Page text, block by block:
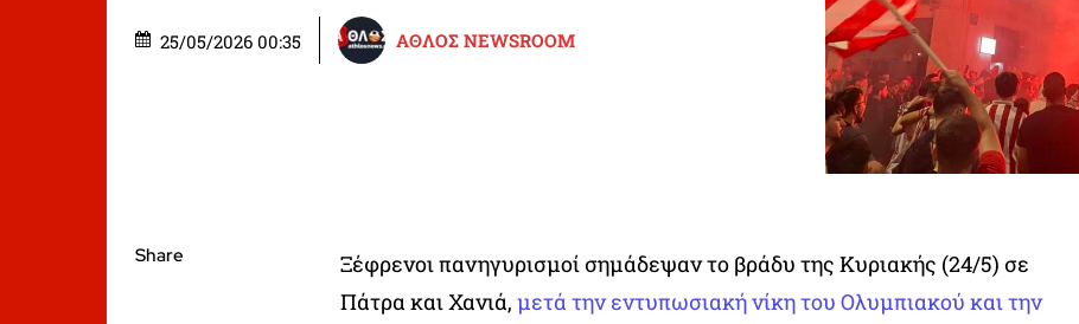
25/05/2026 00:35 ΑΘΛΟΣ NEWSROOM
Share
Ξέφρενοι πανηγυρισμοί σημάδεψαν το βράδυ της Κυριακής (24/5) σε
Πάτρα και Χανιά,μετά την εντυπωσιακή νίκη του Ολυμπιακού και την